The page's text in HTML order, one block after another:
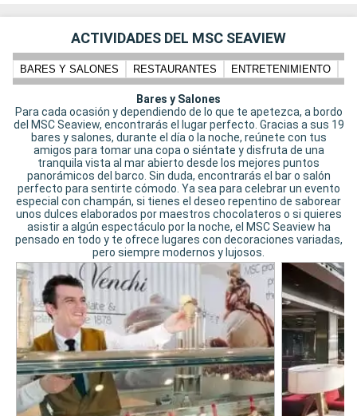
ACTIVIDADES DEL MSC SEAVIEW
BARES Y SALONES RESTAURANTES ENTRETENIMIENTO
Bares y Salones
Para cada ocasión y dependiendo de lo que te apetezca, a bordo
del MSC Seaview, encontrarás el lugar perfecto. Gracias a sus 19
bares y salones, durante el día o la noche, reúnete con tus
amigos para tomar una copa o siéntate y disfruta de una
tranquila vista al mar abierto desde los mejores puntos
panorámicos del barco. Sin duda, encontrarás el bar o salón
perfecto para sentirte cómodo. Ya sea para celebrar un evento
especial con champán, si tienes el deseo repentino de saborear
unos dulces elaborados por maestros chocolateros o si quieres
asistir a algún espectáculo por la noche, el MSC Seaview ha
pensado en todo y te ofrece lugares con decoraciones variadas,
pero siempre modernos y lujosos.